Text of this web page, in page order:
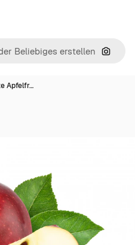
Nach
Apfelfr…